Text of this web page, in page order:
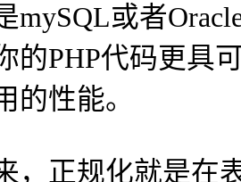
mySQL或者
的PHP代码更具
的性能。
正规化就是在表